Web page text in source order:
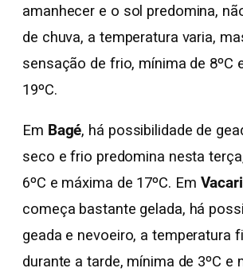
amanhecer e o sol predomina,
de chuva, a temperatura varia,
sensação de frio, mínima de 8ºC
19ºC.
Em Bagé, há possibilidade de
seco e frio predomina nesta
6ºC e máxima de 17ºC. Em
começa bastante gelada, há
geada e nevoeiro, a temperatura
durante a tarde, mínima de 3ºC e